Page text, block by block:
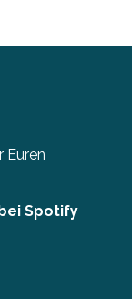
Euren
Spotify